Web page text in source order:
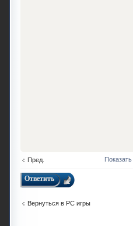
Пред.
Ответить
Вернуться в PC игры